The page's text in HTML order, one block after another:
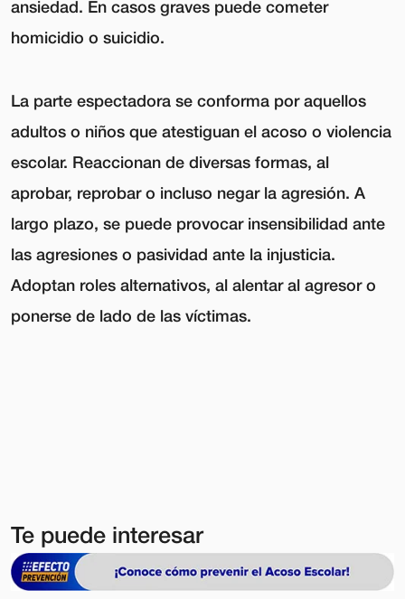
ansiedad. En casos graves puede cometer
homicidio o suicidio.
La parte espectadora se conforma por aquellos
adultos o niños que atestiguan el acoso o violencia
escolar. Reaccionan de diversas formas, al
aprobar, reprobar o incluso negar la agresión. A
largo plazo, se puede provocar insensibilidad ante
las agresiones o pasividad ante la injusticia.
Adoptan roles alternativos, al alentar al agresor o
ponerse de lado de las víctimas.
Te puede interesar